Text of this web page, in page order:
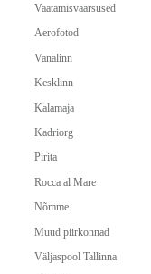
Vaatamisväärsused
Aerofotod
Vanalinn
Kesklinn
Kalamaja
Kadriorg
Pirita
Rocca al Mare
Nõmme
Muud piirkonnad
Väljaspool Tallinna